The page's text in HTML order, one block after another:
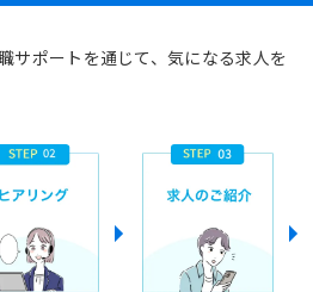
サポートを通じて、気になる求人を